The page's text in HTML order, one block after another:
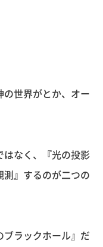
世界がとか、オー
なく、『光の投影
』するのが二つの
ラックホール』だ